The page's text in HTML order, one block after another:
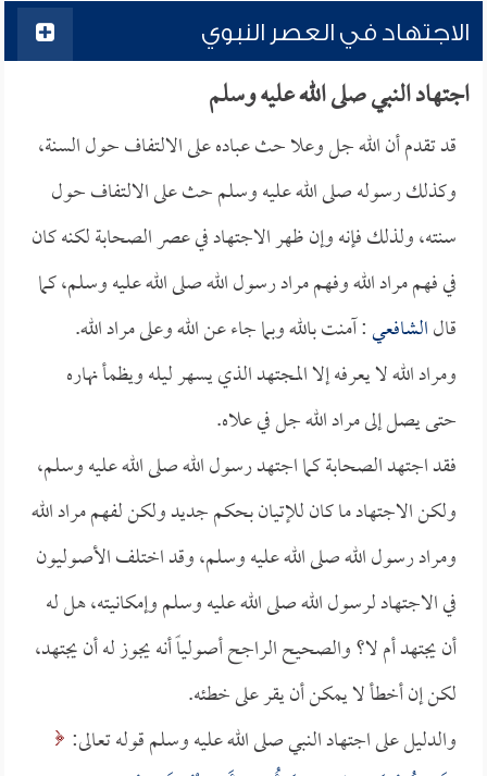
الاجتهاد في العصر النبوي
اجتهاد النبي صلى الله عليه وسلم
قد تقدم أن الله جل وعلا حث عباده على الالتفاف حول السنة،
وكذلك رسوله صلى الله عليه وسلم حث على الالتفاف حول
سنته، ولذلك فإنه وإن ظهر الاجتهاد في عصر الصحابة لكنه كان
في فهم مراد الله وفهم مراد رسول الله صلى الله عليه وسلم، كما
قالالشافعي: آمنت بالله وبما جاء عن الله وعلى مراد الله.
ومراد الله لا يعرفه إلا المجتهد الذي يسهر ليله ويظمأ نهاره
حتى يصل إلى مراد الله جل في علاه.
فقد اجتهد الصحابة كما اجتهد رسول الله صلى الله عليه وسلم،
ولكن الاجتهاد ما كان للإتيان بحكم جديد ولكن لفهم مراد الله
ومراد رسول الله صلى الله عليه وسلم، وقد اختلف الأصوليون
في الاجتهاد لرسول الله صلى الله عليه وسلم وإمكانيته، هل له
أن يجتهد أم لا؟ والصحيح الراجح أصولياً أنه يجوز له أن يجتهد،
لكن إن أخطأ لا يمكن أن يقر على خطئه.
والدليل على اجتهاد النبي صلى الله عليه وسلم قوله تعالى: